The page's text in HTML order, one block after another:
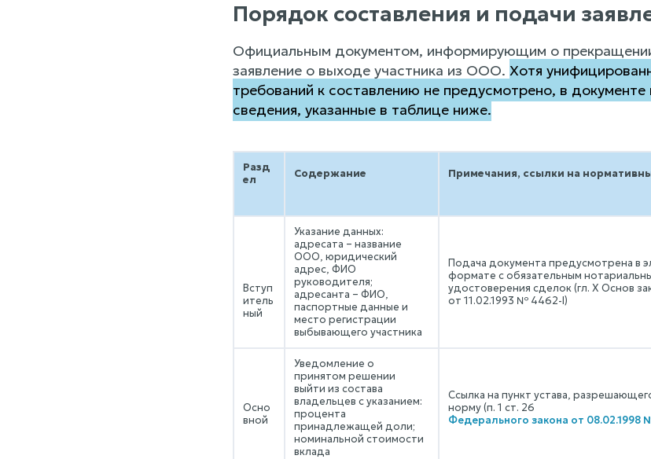
Порядок составления и подачи
Официальным документом, информирующим о
заявление о выходе участника из ООО. Хотя
требований к составлению не предусмотрено, в
сведения, указанные в таблице ниже.
Разд
ел
Содержание Примечания, ссылки на
Вступ
итель
ный
Указание данных:
адресата – название
ООО, юридический
адрес, ФИО
руководителя;
адресанта – ФИО,
паспортные данные и
место регистрации
выбывающего участника
Подача документа предусмотрена в
формате с обязательным
удостоверения сделок (гл. X Основ
от 11.02.1993 № 4462-I)
Осно
вной
Уведомление о
принятом решении
выйти из состава
владельцев с указанием:
процента
принадлежащей доли;
номинальной стоимости
вклада
Ссылка на пункт устава,
норму (п. 1 ст. 26
Федерального закона от 08.02.1998